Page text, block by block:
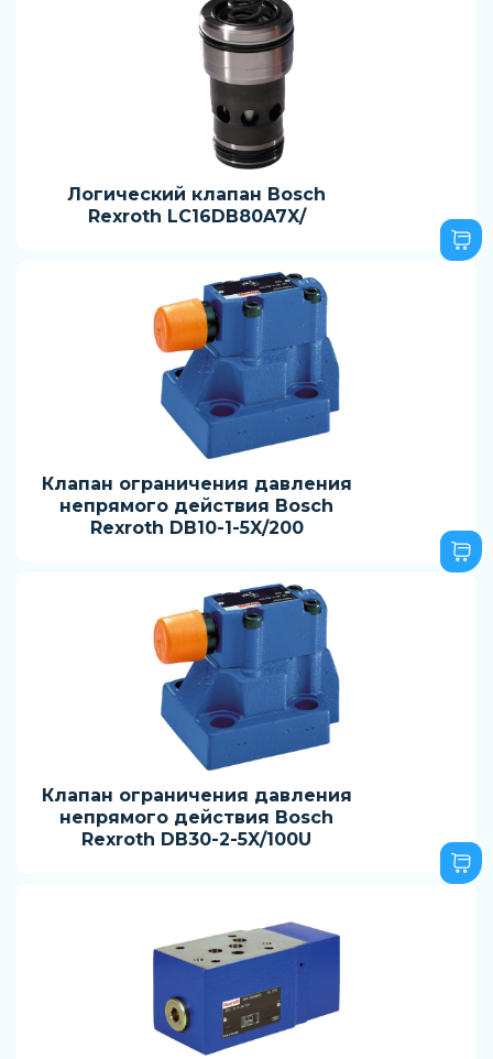
Логический клапан Bosch
Rexroth LC16DB80A7X/
Клапан ограничения давления
непрямого действия Bosch
Rexroth DB10-1-5X/200
Клапан ограничения давления
непрямого действия Bosch
Rexroth DB30-2-5X/100U